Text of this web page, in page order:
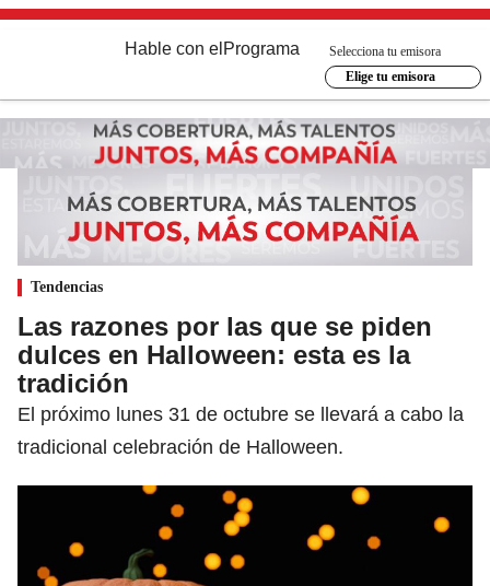
Hable con el Programa
Selecciona tu emisora
Elige tu emisora
Tendencias
Las razones por las que se piden
dulces en Halloween: esta es la
tradición
El próximo lunes 31 de octubre se llevará a cabo la
tradicional celebración de Halloween.